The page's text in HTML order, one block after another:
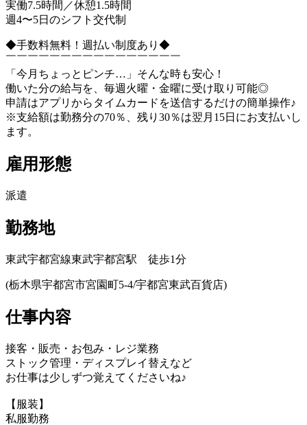
実働7.5時間／休憩1.5時間
週4〜5日のシフト交代制
◆手数料無料！週払い制度あり◆
￣￣￣￣￣￣￣￣￣￣￣￣￣￣￣￣
「今月ちょっとピンチ…」そんな時も安心！
働いた分の給与を、毎週火曜・金曜に受け取り可能◎
申請はアプリからタイムカードを送信するだけの簡単操作♪
※支給額は勤務分の70％、残り30％は翌月15日にお支払いし
ます。
雇用形態
派遣
勤務地
東武宇都宮線東武宇都宮駅 徒歩1分
(栃木県宇都宮市宮園町5-4/宇都宮東武百貨店)
仕事内容
接客・販売・お包み・レジ業務
ストック管理・ディスプレイ替えなど
お仕事は少しずつ覚えてくださいね♪
【服装】
私服勤務